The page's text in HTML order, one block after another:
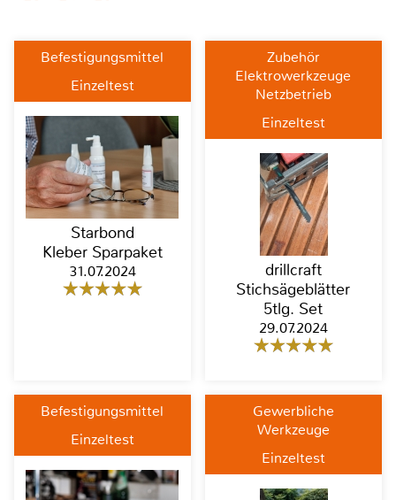
Befestigungsmittel
Einzeltest
Starbond
Kleber Sparpaket
31.07.2024
Zubehör
Elektrowerkzeuge
Netzbetrieb
Einzeltest
drillcraft
Stichsägeblätter
5tlg. Set
29.07.2024
Befestigungsmittel
Einzeltest
Gewerbliche
Werkzeuge
Einzeltest